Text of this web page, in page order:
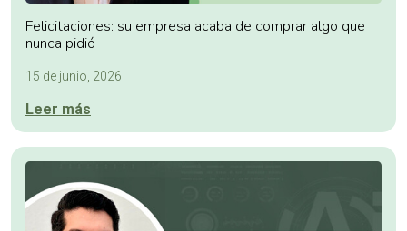
Felicitaciones: su empresa acaba de comprar algo que
nunca pidió
15 de junio, 2026
Leer más